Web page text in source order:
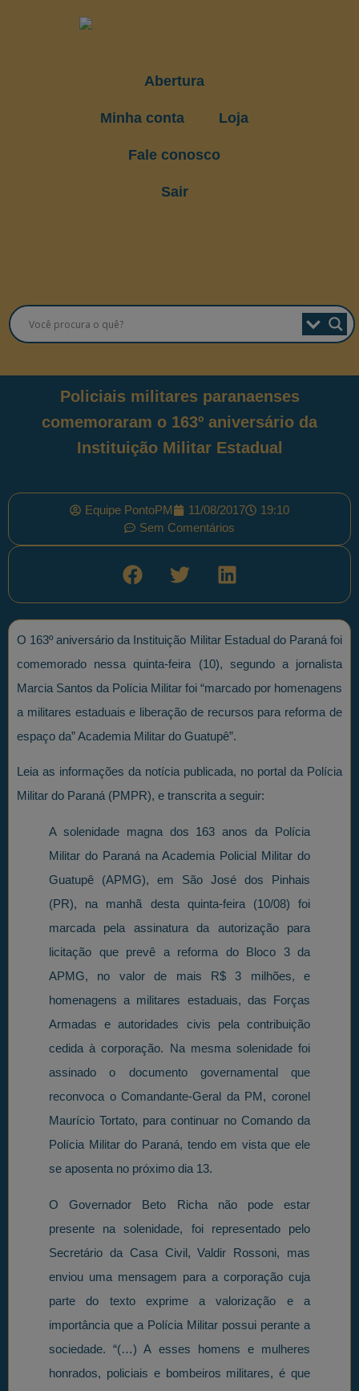
Abertura
Minha conta Loja
Fale conosco
Sair
Policiais militares paranaenses
comemoraram o 163º aniversário da
Instituição Militar Estadual
Equipe PontoPM 11/08/2017
19:10
Sem Comentários
O 163º aniversário da Instituição Militar Estadual do Paraná foi
comemorado nessa quinta-feira (10), segundo a jornalista
Marcia Santos da Polícia Militar foi “marcado por homenagens
a militares estaduais e liberação de recursos para reforma de
espaço da” Academia Militar do Guatupê”.
Leia as informações da notícia publicada, no portal da Polícia
Militar do Paraná (PMPR), e transcrita a seguir:
A solenidade magna dos 163 anos da Polícia
Militar do Paraná na Academia Policial Militar do
Guatupê (APMG), em São José dos Pinhais
(PR), na manhã desta quinta-feira (10/08) foi
marcada pela assinatura da autorização para
licitação que prevê a reforma do Bloco 3 da
APMG, no valor de mais R$ 3 milhões, e
homenagens a militares estaduais, das Forças
Armadas e autoridades civis pela contribuição
cedida à corporação. Na mesma solenidade foi
assinado o documento governamental que
reconvoca o Comandante-Geral da PM, coronel
Maurício Tortato, para continuar no Comando da
Polícia Militar do Paraná, tendo em vista que ele
se aposenta no próximo dia 13.
O Governador Beto Richa não pode estar
presente na solenidade, foi representado pelo
Secretário da Casa Civil, Valdir Rossoni, mas
enviou uma mensagem para a corporação cuja
parte do texto exprime a valorização e a
importância que a Polícia Militar possui perante a
sociedade. “(…) A esses homens e mulheres
honrados, policiais e bombeiros militares, é que